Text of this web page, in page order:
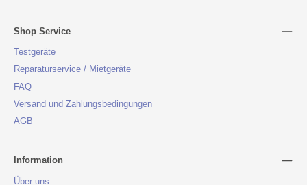
Shop Service
Testgeräte
Reparaturservice / Mietgeräte
FAQ
Versand und Zahlungsbedingungen
AGB
Information
Über uns